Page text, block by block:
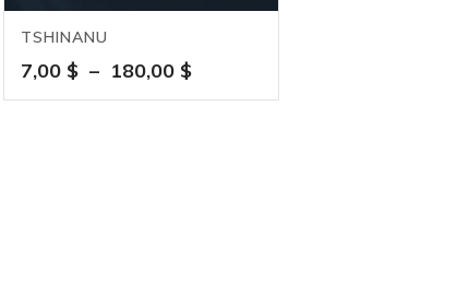
TSHINANU
7,00 $ – 180,00 $Plage
de